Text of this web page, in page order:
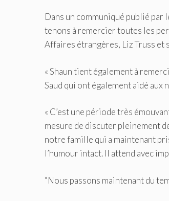
Dans un communiqué publié
tenons à remercier toutes les
Affaires étrangères, Liz Truss et
« Shaun tient également à
Saud qui ont également aidé
« C’est une période très
mesure de discuter pleinement
notre famille qui a maintenant
l’humour intact. Il attend avec
“Nous passons maintenant du